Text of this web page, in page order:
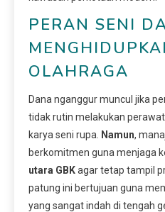
PERAN SENI
OLAHRAGA
Dana nganggur muncul jika
tidak rutin melakukan
karya seni rupa.
Namun,
berkomitmen guna menjaga
utara GBKagar tetap tampil
patung ini bertujuan guna
yang sangat indah di tengah